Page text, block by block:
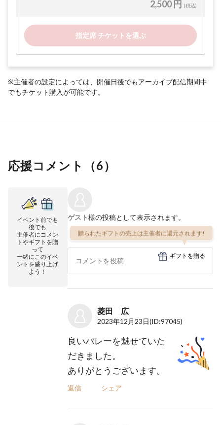
2,500 円 (税込)
指定席 チケットを選ぶ
※主催者の設定によっては、開催日後でもアーカイブ配信期間中
でもチケット購入が可能です。
応援コメント（6）
イベント前でも
後でも
主催者にコメン
トやギフトを贈
って
一緒にこのイベ
ントを盛り上げ
よう！
ゲスト様の投稿として表示されます。
贈られたギフトの売上は主催者に還元されます!
ギフトを贈る
菱田 広
2023年12月23日(ID:97045)
良いバレーを魅せていた
だきました。
ありがとうございます。
返信 シェア